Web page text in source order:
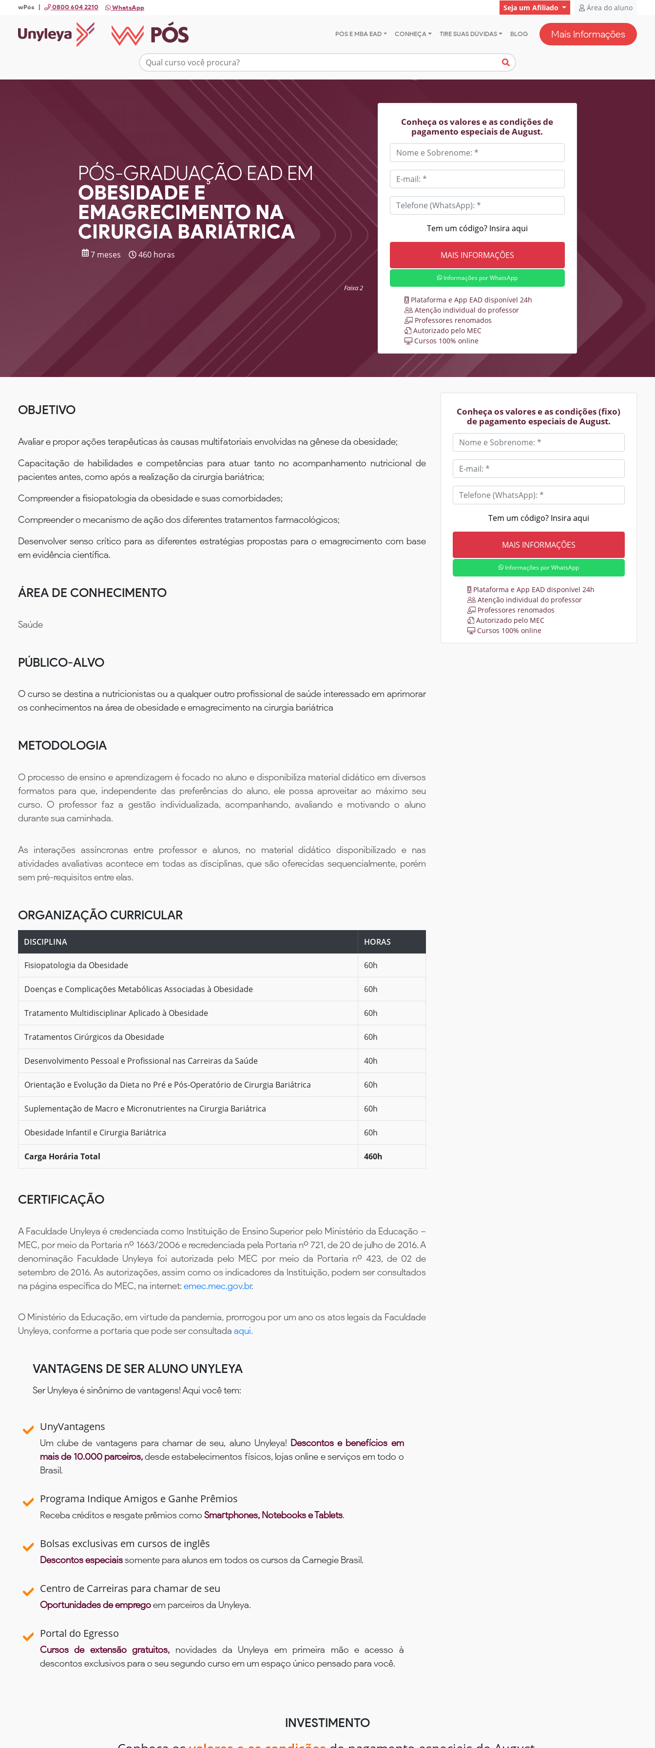
wPós | 0800 604 2210 WhatsApp Seja um Afiliado Área do aluno
PÓS E MBA EAD CONHEÇA TIRE SUAS DÚVIDAS BLOG Mais Informações
PÓS-GRADUAÇÃO EAD EM
OBESIDADE E
EMAGRECIMENTO NA
CIRURGIA BARIÁTRICA
7 meses 460 horas
Faixa 2
Conheça os valores e as condições de
pagamento especiais de August.
Tem um código? Insira aqui
Informações por WhatsApp
Plataforma e App EAD disponível 24h
Atenção individual do professor
Professores renomados
Autorizado pelo MEC
Cursos 100% online
OBJETIVO
Avaliar e propor ações terapêuticas às causas multifatoriais envolvidas na gênese da obesidade;
Capacitação de habilidades e competências para atuar tanto no acompanhamento nutricional de
pacientes antes, como após a realização da cirurgia bariátrica;
Compreender a fisiopatologia da obesidade e suas comorbidades;
Compreender o mecanismo de ação dos diferentes tratamentos farmacológicos;
Desenvolver senso crítico para as diferentes estratégias propostas para o emagrecimento com base
em evidência científica.
ÁREA DE CONHECIMENTO
Saúde
PÚBLICO-ALVO
O curso se destina a nutricionistas ou a qualquer outro profissional de saúde interessado em aprimorar
os conhecimentos na área de obesidade e emagrecimento na cirurgia bariátrica
METODOLOGIA
O processo de ensino e aprendizagem é focado no aluno e disponibiliza material didático em diversos
formatos para que, independente das preferências do aluno, ele possa aproveitar ao máximo seu
curso. O professor faz a gestão individualizada, acompanhando, avaliando e motivando o aluno
durante sua caminhada.
As interações assíncronas entre professor e alunos, no material didático disponibilizado e nas
atividades avaliativas acontece em todas as disciplinas, que são oferecidas sequencialmente, porém
sem pré-requisitos entre elas.
ORGANIZAÇÃO CURRICULAR
DISCIPLINA HORAS
Fisiopatologia da Obesidade 60h
Doenças e Complicações Metabólicas Associadas à Obesidade 60h
Tratamento Multidisciplinar Aplicado à Obesidade 60h
Tratamentos Cirúrgicos da Obesidade 60h
Desenvolvimento Pessoal e Profissional nas Carreiras da Saúde 40h
Orientação e Evolução da Dieta no Pré e Pós-Operatório de Cirurgia Bariátrica 60h
Suplementação de Macro e Micronutrientes na Cirurgia Bariátrica 60h
Obesidade Infantil e Cirurgia Bariátrica 60h
Carga Horária Total 460h
CERTIFICAÇÃO
A Faculdade Unyleya é credenciada como Instituição de Ensino Superior pelo Ministério da Educação –
MEC, por meio da Portaria nº 1663/2006 e recredenciada pela Portaria nº 721, de 20 de julho de 2016. A
denominação Faculdade Unyleya foi autorizada pelo MEC por meio da Portaria nº 423, de 02 de
setembro de 2016. As autorizações, assim como os indicadores da Instituição, podem ser consultados
na página específica do MEC, na internet: emec.mec.gov.br.
O Ministério da Educação, em virtude da pandemia, prorrogou por um ano os atos legais da Faculdade
Unyleya, conforme a portaria que pode ser consultada aqui.
VANTAGENS DE SER ALUNO UNYLEYA
Ser Unyleya é sinônimo de vantagens! Aqui você tem:
UnyVantagens
Um clube de vantagens para chamar de seu, aluno Unyleya! Descontos e benefícios em
mais de 10.000 parceiros,desde estabelecimentos físicos, lojas online e serviços em todo o
Brasil.
Programa Indique Amigos e Ganhe Prêmios
Receba créditos e resgate prêmios como Smartphones, Notebooks e Tablets.
Bolsas exclusivas em cursos de inglês
Descontos especiaissomente para alunos em todos os cursos da Carnegie Brasil.
Centro de Carreiras para chamar de seu
Oportunidades de empregoem parceiros da Unyleya.
Portal do Egresso
Cursos de extensão gratuitos, novidades da Unyleya em primeira mão e acesso à
descontos exclusivos para o seu segundo curso em um espaço único pensado para você.
Conheça os valores e as condições (fixo)
de pagamento especiais de August.
Tem um código? Insira aqui
Informações por WhatsApp
Plataforma e App EAD disponível 24h
Atenção individual do professor
Professores renomados
Autorizado pelo MEC
Cursos 100% online
INVESTIMENTO